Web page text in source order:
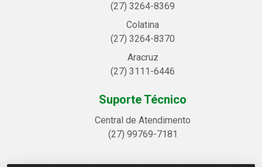
(27) 3264-8369
Colatina
(27) 3264-8370
Aracruz
(27) 3111-6446
Suporte Técnico
Central de Atendimento
(27) 99769-7181